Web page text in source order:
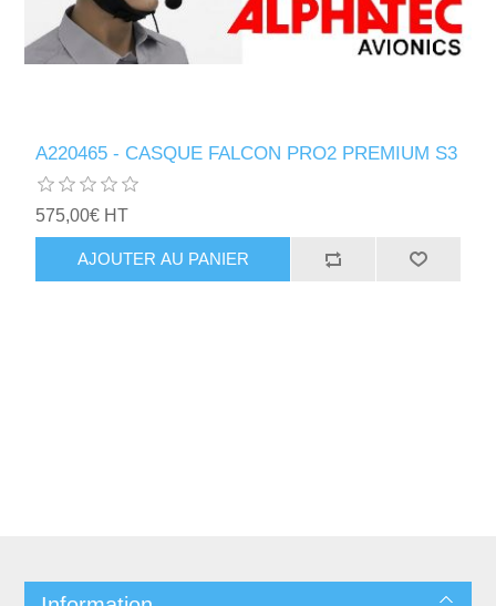
A220465 - CASQUE FALCON PRO2 PREMIUM S3
575,00€ HT
AJOUTER AU PANIER